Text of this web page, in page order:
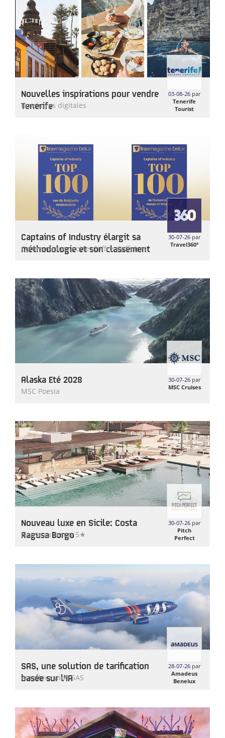
Nouvelles inspirations pour vendre
Tenerife
Brochures digitales
03-08-26 par
Tenerife
Tourist
Captains of Industry élargit sa
méthodologie et son classement
Communiquez votre chiffre d’affaires
30-07-26 par
Travel360°
Alaska Eté 2028
MSC Poesia
30-07-26 par
MSC Cruises
Nouveau luxe en Sicile: Costa
Ragusa Borgo
Nouveau resort 5★
30-07-26 par
Pitch
Perfect
SAS, une solution de tarification
basée sur l'IA
Amadeus aide SAS
28-07-26 par
Amadeus
Benelux